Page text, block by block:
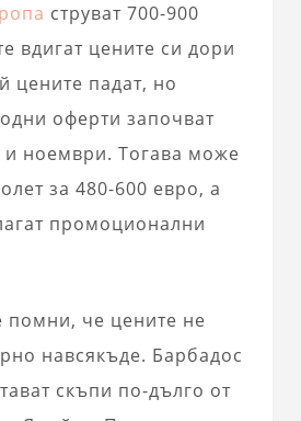
струват 700-900
вдигат цените си дори
цените падат, но
оферти започват
и ноември. Тогава може
за 480-600 евро, а
промоционални
помни, че цените не
навсякъде. Барбадос
скъпи по-дълго от